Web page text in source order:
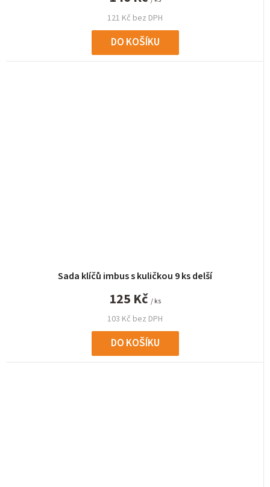
121 Kč bez DPH
DO KOŠÍKU
Sada klíčů imbus s kuličkou 9 ks delší
103 Kč bez DPH
125 Kč / ks
DO KOŠÍKU